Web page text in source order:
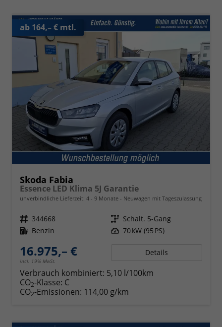
ab 164,– € mtl.
Skoda Fabia
Essence LED Klima 5J Garantie
unverbindliche Lieferzeit: 4 - 9 Monate Neuwagen mit Tageszulassung
Fahrzeugnr. 344668 Getriebe Schalt. 5-Gang
Kraftstoff Benzin Leistung 70 kW (95 PS)
16.975,– €
incl. 19% MwSt.
Details
Verbrauch kombiniert: 5,10 l/100km
CO2-Klasse: C
CO2-Emissionen: 114,00 g/km